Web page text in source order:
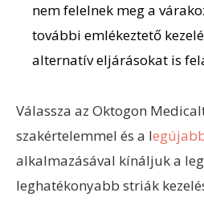
nem felelnek meg a
további emlékeztető
alternatív eljárásokat is
Válassza az Oktogon
szakértelemmel és a l
alkalmazásával kínáljuk a
leghatékonyabb striák